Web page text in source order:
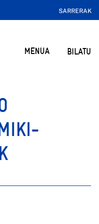
SARRERAK
MENUA BILATU